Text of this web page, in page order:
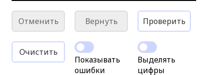
Отменить Вернуть Проверить
Очистить
Показывать
ошибки
Выделять
цифры